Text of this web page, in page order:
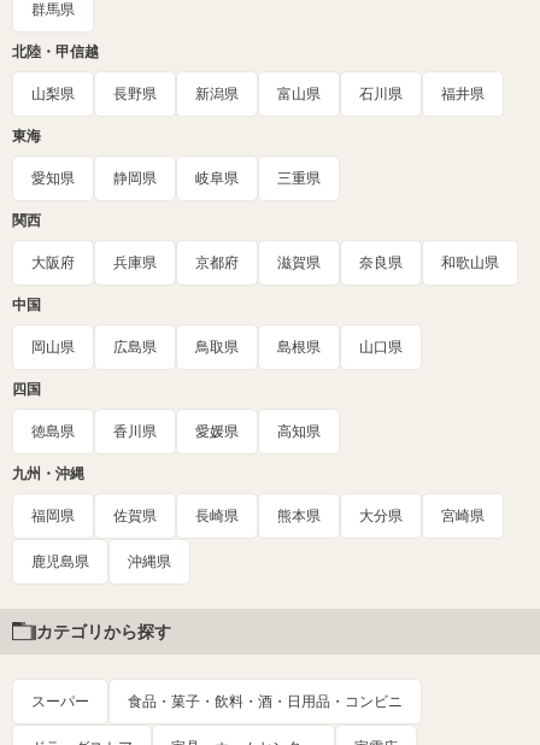
群馬県
北陸・甲信越
山梨県 長野県 新潟県 富山県 石川県 福井県
東海
愛知県 静岡県 岐阜県 三重県
関西
大阪府 兵庫県 京都府 滋賀県 奈良県 和歌山県
中国
岡山県 広島県 鳥取県 島根県 山口県
四国
徳島県 香川県 愛媛県 高知県
九州・沖縄
福岡県 佐賀県 長崎県 熊本県 大分県 宮崎県
鹿児島県 沖縄県
カテゴリから探す
スーパー 食品・菓子・飲料・酒・日用品・コンビニ